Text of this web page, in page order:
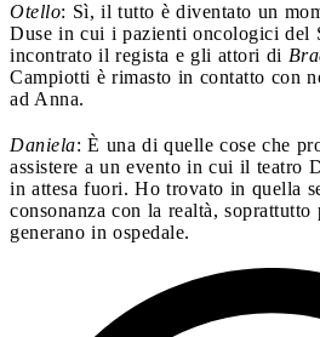
Otello: Sì, il tutto è diventato un
Duse in cui i pazienti oncologici del
incontrato il regista e gli attori di
Campiotti è rimasto in contatto con
ad Anna.
Daniela: È una di quelle cose che
assistere a un evento in cui il teatro
in attesa fuori. Ho trovato in quella
consonanza con la realtà,
generano in ospedale.